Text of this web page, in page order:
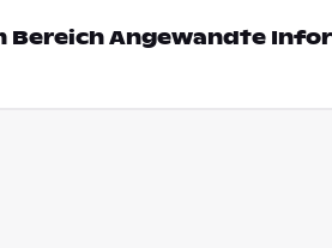
Bereich Angewandte